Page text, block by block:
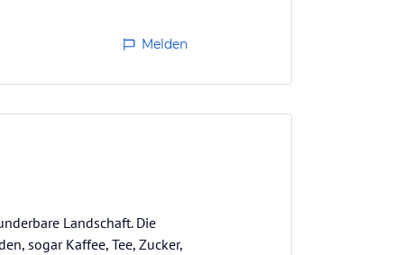
Melden
Landschaft. Die
sogar Kaffee, Tee, Zucker,